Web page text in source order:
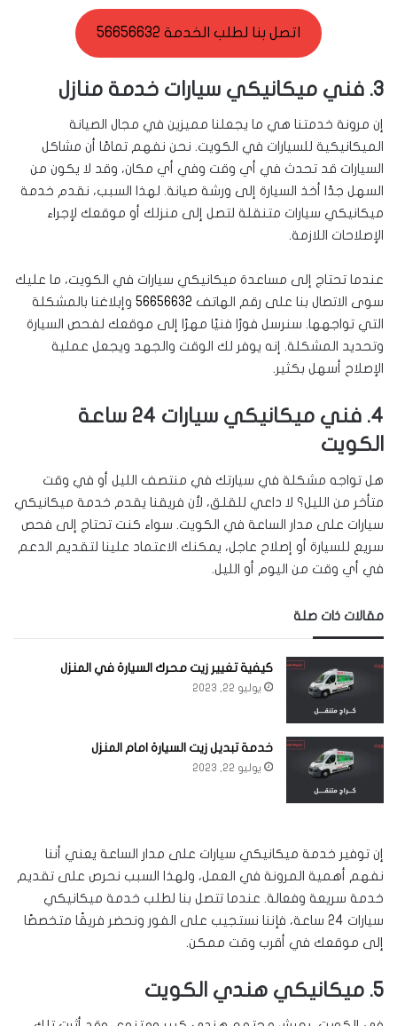
اتصل بنا لطلب الخدمة 56656632
3. فني ميكانيكي سيارات خدمة منازل
إن مرونة خدمتنا هي ما يجعلنا مميزين في مجال الصيانة
الميكانيكية للسيارات في الكويت. نحن نفهم تمامًا أن مشاكل
السيارات قد تحدث في أي وقت وفي أي مكان، وقد لا يكون من
السهل جدًا أخذ السيارة إلى ورشة صيانة. لهذا السبب، نقدم خدمة
ميكانيكي سيارات متنقلة لتصل إلى منزلك أو موقعك لإجراء
الإصلاحات اللازمة.
عندما تحتاج إلى مساعدة ميكانيكي سيارات في الكويت، ما عليك
سوى الاتصال بنا على رقم الهاتف 56656632 وإبلاغنا بالمشكلة
التي تواجهها. سنرسل فورًا فنيًا مهرًا إلى موقعك لفحص السيارة
وتحديد المشكلة. إنه يوفر لك الوقت والجهد ويجعل عملية
الإصلاح أسهل بكثير.
4. فني ميكانيكي سيارات 24 ساعة
الكويت
هل تواجه مشكلة في سيارتك في منتصف الليل أو في وقت
متأخر من الليل؟ لا داعي للقلق، لأن فريقنا يقدم خدمة ميكانيكي
سيارات على مدار الساعة في الكويت. سواء كنت تحتاج إلى فحص
سريع للسيارة أو إصلاح عاجل، يمكنك الاعتماد علينا لتقديم الدعم
في أي وقت من اليوم أو الليل.
مقالات ذات صلة
كيفية تغيير زيت محرك السيارة في المنزل
يوليو 22, 2023
خدمة تبديل زيت السيارة امام المنزل
يوليو 22, 2023
إن توفير خدمة ميكانيكي سيارات على مدار الساعة يعني أننا
نفهم أهمية المرونة في العمل، ولهذا السبب نحرص على تقديم
خدمة سريعة وفعالة. عندما تتصل بنا لطلب خدمة ميكانيكي
سيارات 24 ساعة، فإننا نستجيب على الفور ونحضر فريقًا متخصصًا
إلى موقعك في أقرب وقت ممكن.
5. ميكانيكي هندي الكويت